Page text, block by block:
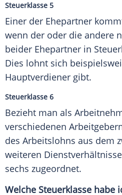
Steuerklasse 5
Einer der Ehepartner
wenn der oder die andere
beider Ehepartner in
Dies lohnt sich
Hauptverdiener gibt.
Steuerklasse 6
Bezieht man als
verschiedenen
des Arbeitslohns aus dem
weiteren
sechs zugeordnet.
Welche Steuerklasse habe